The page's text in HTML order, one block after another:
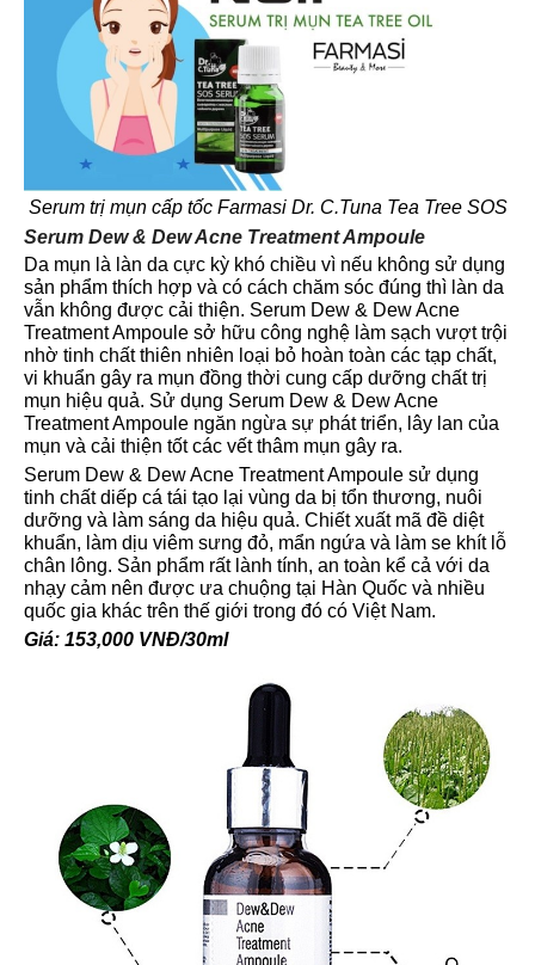
Serum trị mụn cấp tốc Farmasi Dr. C.Tuna Tea Tree SOS
Serum Dew & Dew Acne Treatment Ampoule
Da mụn là làn da cực kỳ khó chiều vì nếu không sử dụng
sản phẩm thích hợp và có cách chăm sóc đúng thì làn da
vẫn không được cải thiện. Serum Dew & Dew Acne
Treatment Ampoule sở hữu công nghệ làm sạch vượt trội
nhờ tinh chất thiên nhiên loại bỏ hoàn toàn các tạp chất,
vi khuẩn gây ra mụn đồng thời cung cấp dưỡng chất trị
mụn hiệu quả. Sử dụng Serum Dew & Dew Acne
Treatment Ampoule ngăn ngừa sự phát triển, lây lan của
mụn và cải thiện tốt các vết thâm mụn gây ra.
Serum Dew & Dew Acne Treatment Ampoule sử dụng
tinh chất diếp cá tái tạo lại vùng da bị tổn thương, nuôi
dưỡng và làm sáng da hiệu quả. Chiết xuất mã đề diệt
khuẩn, làm dịu viêm sưng đỏ, mẩn ngứa và làm se khít lỗ
chân lông. Sản phẩm rất lành tính, an toàn kể cả với da
nhạy cảm nên được ưa chuộng tại Hàn Quốc và nhiều
quốc gia khác trên thế giới trong đó có Việt Nam.
Giá: 153,000 VNĐ/30ml